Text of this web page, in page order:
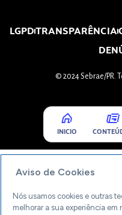
LGPDTRANSPARÊNCIA
© 2024 Sebrae/PR.
INICIO
Aviso de Cookies
Nós usamos cookies e outras
melhorar a sua experiência em